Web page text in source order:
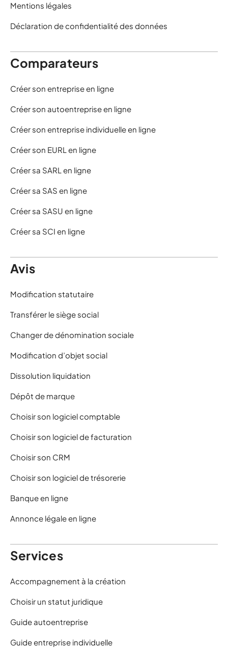
Mentions légales
Déclaration de confidentialité des données
Comparateurs
Créer son entreprise en ligne
Créer son autoentreprise en ligne
Créer son entreprise individuelle en ligne
Créer son EURL en ligne
Créer sa SARL en ligne
Créer sa SAS en ligne
Créer sa SASU en ligne
Créer sa SCI en ligne
Avis
Modification statutaire
Transférer le siège social
Changer de dénomination sociale
Modification d’objet social
Dissolution liquidation
Dépôt de marque
Choisir son logiciel comptable
Choisir son logiciel de facturation
Choisir son CRM
Choisir son logiciel de trésorerie
Banque en ligne
Annonce légale en ligne
Services
Accompagnement à la création
Choisir un statut juridique
Guide autoentreprise
Guide entreprise individuelle